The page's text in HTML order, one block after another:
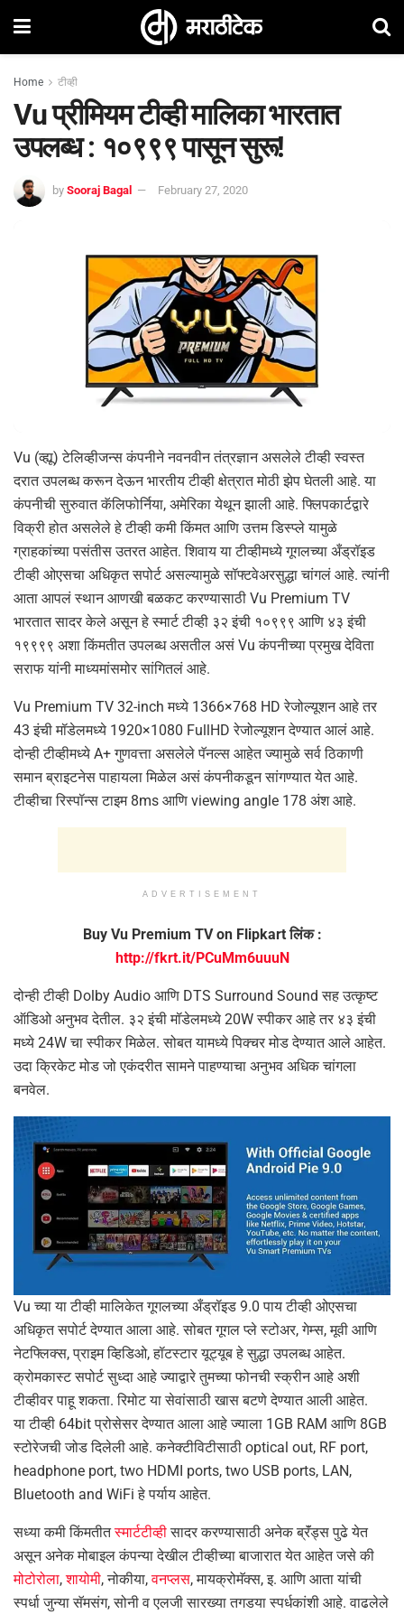
Home टीव्ही
Vu प्रीमियम टीव्ही मालिका भारतात
उपलब्ध : १०९९९ पासून सुरू!
by Sooraj Bagal February 27, 2020
Vu (व्ह्यू) टेलिव्हीजन्स कंपनीने नवनवीन तंत्रज्ञान असलेले टीव्ही स्वस्त
दरात उपलब्ध करून देऊन भारतीय टीव्ही क्षेत्रात मोठी झेप घेतली आहे. या
कंपनीची सुरुवात कॅलिफोर्निया, अमेरिका येथून झाली आहे. फ्लिपकार्टद्वारे
विक्री होत असलेले हे टीव्ही कमी किंमत आणि उत्तम डिस्प्ले यामुळे
ग्राहकांच्या पसंतीस उतरत आहेत. शिवाय या टीव्हीमध्ये गूगलच्या अँड्रॉइड
टीव्ही ओएसचा अधिकृत सपोर्ट असल्यामुळे सॉफ्टवेअरसुद्धा चांगलं आहे. त्यांनी
आता आपलं स्थान आणखी बळकट करण्यासाठी Vu Premium TV
भारतात सादर केले असून हे स्मार्ट टीव्ही ३२ इंची १०९९९ आणि ४३ इंची
१९९९९ अशा किंमतीत उपलब्ध असतील असं Vu कंपनीच्या प्रमुख देविता
सराफ यांनी माध्यमांसमोर सांगितलं आहे.
Vu Premium TV 32-inch मध्ये 1366×768 HD रेजोल्यूशन आहे तर
43 इंची मॉडेलमध्ये 1920×1080 FullHD रेजोल्यूशन देण्यात आलं आहे.
दोन्ही टीव्हीमध्ये A+ गुणवत्ता असलेले पॅनल्स आहेत ज्यामुळे सर्व ठिकाणी
समान ब्राइटनेस पाहायला मिळेल असं कंपनीकडून सांगण्यात येत आहे.
टीव्हीचा रिस्पॉन्स टाइम 8ms आणि viewing angle 178 अंश आहे.
ADVERTISEMENT
Buy Vu Premium TV on Flipkart लिंक :
http://fkrt.it/PCuMm6uuuN
दोन्ही टीव्ही Dolby Audio आणि DTS Surround Sound सह उत्कृष्ट
ऑडिओ अनुभव देतील. ३२ इंची मॉडेलमध्ये 20W स्पीकर आहे तर ४३ इंची
मध्ये 24W चा स्पीकर मिळेल. सोबत यामध्ये पिक्चर मोड देण्यात आले आहेत.
उदा क्रिकेट मोड जो एकंदरीत सामने पाहण्याचा अनुभव अधिक चांगला
बनवेल.
Vu च्या या टीव्ही मालिकेत गूगलच्या अँड्रॉइड 9.0 पाय टीव्ही ओएसचा
अधिकृत सपोर्ट देण्यात आला आहे. सोबत गूगल प्ले स्टोअर, गेम्स, मूवी आणि
नेटफ्लिक्स, प्राइम व्हिडिओ, हॉटस्टार यूट्यूब हे सुद्धा उपलब्ध आहेत.
क्रोमकास्ट सपोर्ट सुध्दा आहे ज्याद्वारे तुमच्या फोनची स्क्रीन आहे अशी
टीव्हीवर पाहू शकता. रिमोट या सेवांसाठी खास बटणे देण्यात आली आहेत.
या टीव्ही 64bit प्रोसेसर देण्यात आला आहे ज्याला 1GB RAM आणि 8GB
स्टोरेजची जोड दिलेली आहे. कनेक्टीविटीसाठी optical out, RF port,
headphone port, two HDMI ports, two USB ports, LAN,
Bluetooth and WiFi हे पर्याय आहेत.
सध्या कमी किंमतीतस्मार्टटीव्हीसादर करण्यासाठी अनेक ब्रॅंड्स पुढे येत
असून अनेक मोबाइल कंपन्या देखील टीव्हीच्या बाजारात येत आहेत जसे की
मोटोरोला,शायोमी, नोकीया,वनप्लस, मायक्रोमॅक्स, इ. आणि आता यांची
स्पर्धा जुन्या सॅमसंग, सोनी व एलजी सारख्या तगडया स्पर्धकांशी आहे. वाढलेले